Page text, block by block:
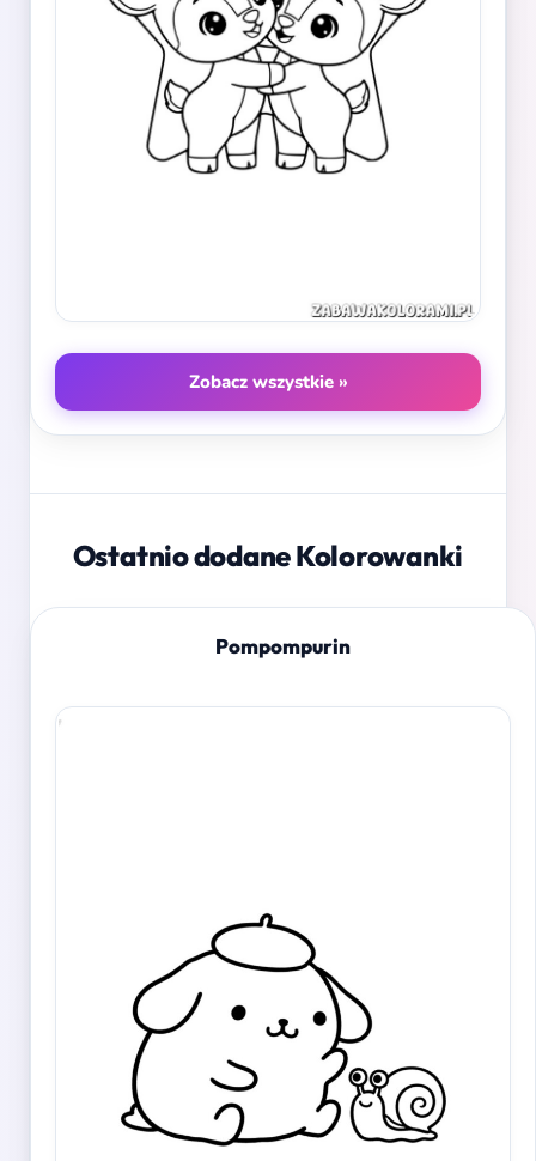
Zobacz wszystkie »
Ostatnio dodane Kolorowanki
Pompompurin